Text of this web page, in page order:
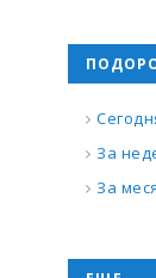
За
За